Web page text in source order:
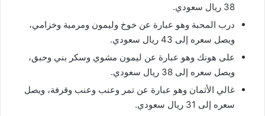
38 ريال سعودي.
درب المحبة وهو عبارة عن خوخ وليمون ومرمية وخزامي،
ويصل سعره إلى 43 ريال سعودي.
على هونك وهو عبارة عن ليمون مشوي وسكر بني وحبق،
ويصل سعره إلى 38 ريال سعودي.
غالي الأثمان وهو عبارة عن تمر وعنب وعنب وقرفة، ويصل
سعره إلى 31 ريال سعودي.